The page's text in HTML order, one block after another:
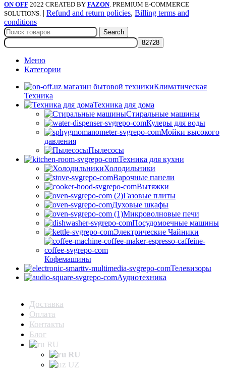
ON OFF 2022 CREATED BY FAZON. PREMIUM E-COMMERCE
SOLUTIONS. | Refund and return policies, Billing terms and
conditions
Search
Меню
Категории
Климатическая
Техника
Техника для дома
Стиральные машины
Кулеры для воды
Мойки высокого
давления
Пылесосы
Техника для кухни
Холодильники
Варочные панели
Вытяжки
Газовые плиты
Духовые шкафы
Микроволновые печи
Посудомоечные машины
Электрические Чайники
Кофемашины
Телевизоры
Аудиотехника
Доставка
Оплата
Контакты
Блог
RU
RU
UZ